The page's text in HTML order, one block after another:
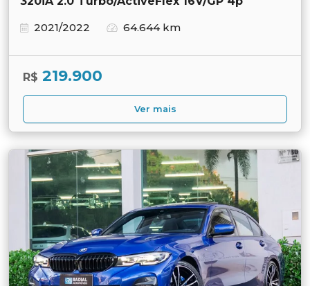
2021/2022
64.644 km
R$ 219.900
Ver mais